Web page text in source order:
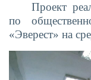
Проект
по
«Эверест» на
Изображение